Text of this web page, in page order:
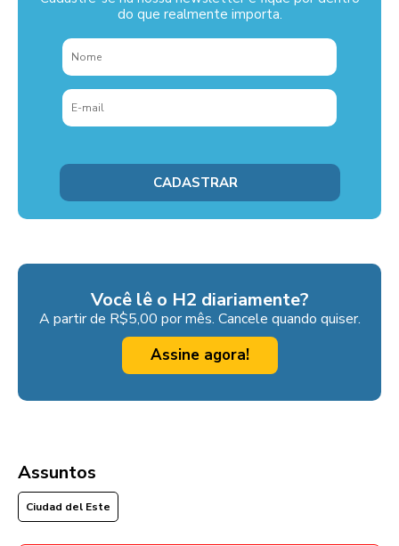
do que realmente importa.
Você lê o H2 diariamente?
A partir de R$5,00 por mês. Cancele quando quiser.
Assine agora!
Assuntos
Ciudad del Este